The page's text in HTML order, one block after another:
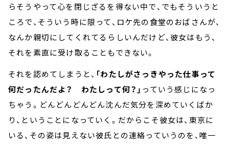
らそうやって心を閉じざるを得ない中で、でもそういうと
ころで、そういう時に限って、ロケ先の食堂のおばさんが、
なんか親切にしてくれてるらしいんだけど、彼女はもう、
それを素直に受け取ることもできない。
それを認めてしまうと、 「わたしがさっきやった仕事って
何だったんだよ？ わたしって何？」 っていう感じになっ
ちゃう。どんどんどんどん沈んだ気分を深めていくばか
り、ということになっていく。だからこそ彼女は、東京に
いる、その姿は見えない彼氏との連絡っていうのを、唯一